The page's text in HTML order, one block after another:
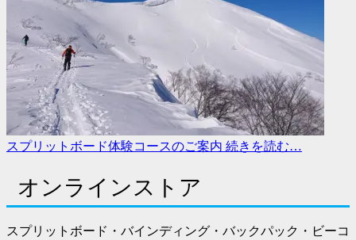
スプリットボード体験コースのご案内 続きを読む…
オンラインストア
スプリットボード・バインディング・バックパック・ビーコ